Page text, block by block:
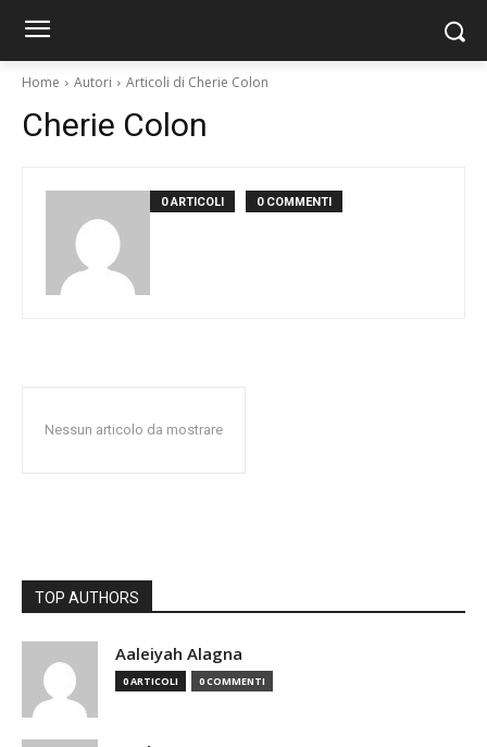
Home Autori Articoli di Cherie Colon
Cherie Colon
0 ARTICOLI 0 COMMENTI
Nessun articolo da mostrare
TOP AUTHORS
Aaleiyah Alagna
0 ARTICOLI 0 COMMENTI